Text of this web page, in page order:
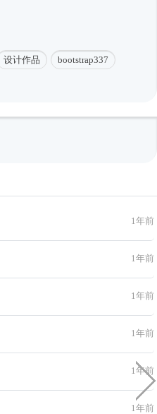
设计作品 bootstrap337
1年前
1年前
1年前
1年前
1年前
1年前